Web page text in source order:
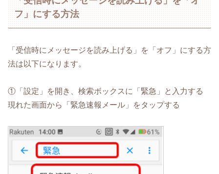
フ」にする方法
「受信時にメッセージを読み上げる」を「オフ」にする方
法は以下になります。
①「設定」を開き、検索ボックスに「緊急」と入力する
現れた画面から「緊急速報メール」をタップする